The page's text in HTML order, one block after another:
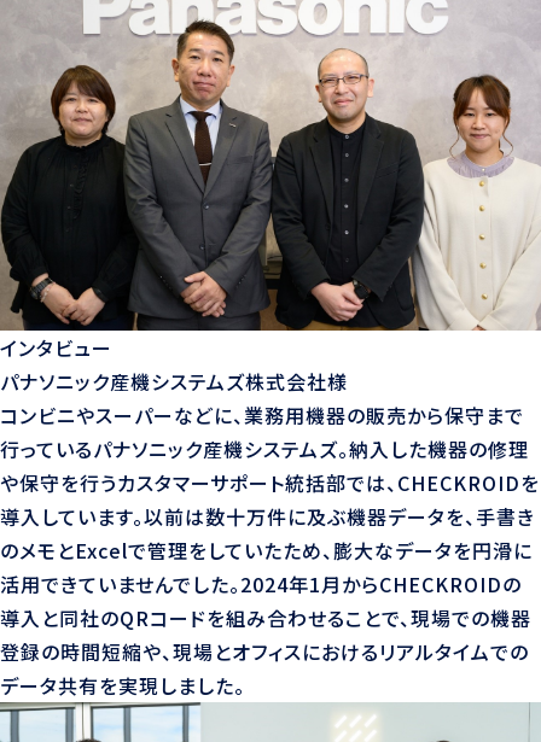
インタビュー
パナソニック産機システムズ株式会社様
コンビニやスーパーなどに、業務用機器の販売から保守まで
行っているパナソニック産機システムズ。納入した機器の修理
や保守を行うカスタマーサポート統括部では、CHECKROIDを
導入しています。以前は数十万件に及ぶ機器データを、手書き
のメモとExcelで管理をしていたため、膨大なデータを円滑に
活用できていませんでした。2024年1月からCHECKROIDの
導入と同社のQRコードを組み合わせることで、現場での機器
登録の時間短縮や、現場とオフィスにおけるリアルタイムでの
データ共有を実現しました。